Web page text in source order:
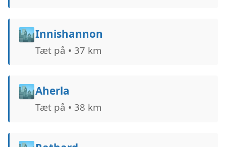
🏙️Innishannon
Tæt på • 37 km
🏙️Aherla
Tæt på • 38 km